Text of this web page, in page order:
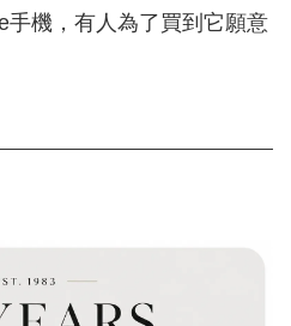
手機，有人為了買到它願意